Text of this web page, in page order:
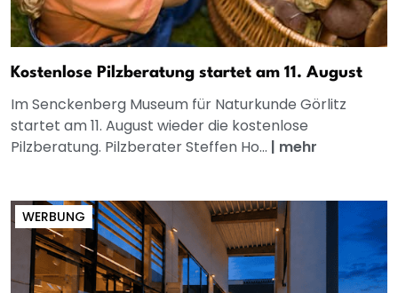
Kostenlose Pilzberatung startet am 11. August
Im Senckenberg Museum für Naturkunde Görlitz
startet am 11. August wieder die kostenlose
Pilzberatung. Pilzberater Steffen Ho... | mehr
WERBUNG